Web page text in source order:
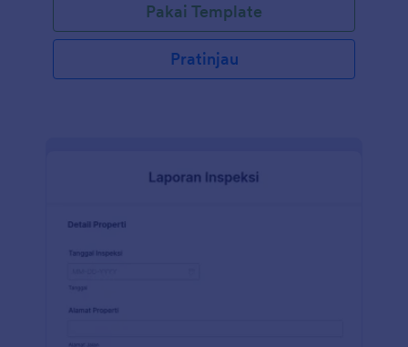
Pakai Template
Pratinjau